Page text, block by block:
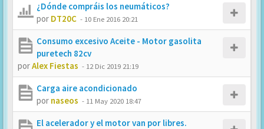
¿Dónde compráis los neumáticos?
por DT20C - 10 Ene 2016 20:21
Consumo excesivo Aceite - Motor gasolita
puretech 82cv
porAlex Fiestas - 12 Dic 2019 21:19
Carga aire acondicionado
por naseos - 11 May 2020 18:47
El acelerador y el motor van por libres.